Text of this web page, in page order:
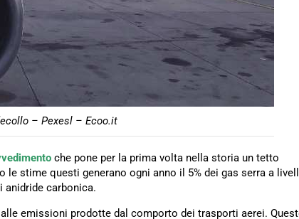
– Pexesl – Ecoo.it
che pone per la prima volta nella storia un tetto
le stime questi generano ogni anno il 5% dei gas serra a
anidride carbonica.
emissioni prodotte dal comporto dei trasporti aerei.